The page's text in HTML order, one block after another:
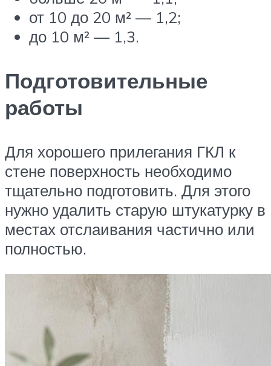
от 10 до 20 м² — 1,2;
до 10 м² — 1,3.
Подготовительные
работы
Для хорошего прилегания ГКЛ к
стене поверхность необходимо
тщательно подготовить. Для этого
нужно удалить старую штукатурку в
местах отслаивания частично или
полностью.